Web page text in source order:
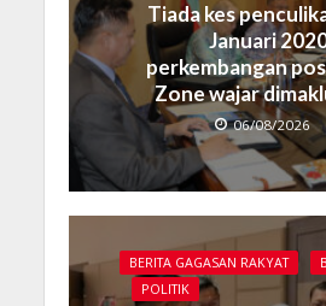
Tiada kes
Januari
perkembangan
Zone wajar
06/08/2026
BERITA GAGASAN RAKYAT
POLITIK